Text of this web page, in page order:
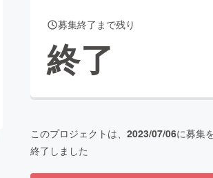
募集終了まで残り
終了
このプロジェクトは、 2023/07/06に募集
終了しました